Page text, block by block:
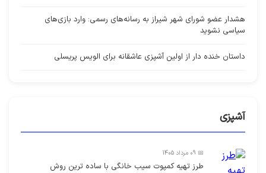
هشدار عضو شورای شهر شیراز به رسانه‌های رسمی: وارد بازی‌های
سیاسی نشوید
داستان خنده دار از اولین آشپزی عاشقانه برای الویس پریسلی
آشپزی
📅 09 مرداد 1405
طرز تهیه کمپوت سیب خانگی با ساده ترین روش